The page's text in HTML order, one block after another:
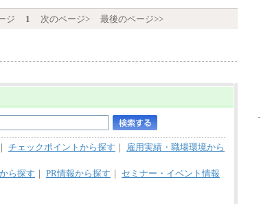
※試用期間中の給与に変更はありません。
※経験・能力を考慮し、当社規定により決定
ジ 1 次のページ> 最後のページ>>
｜ チェックポイントから探す ｜ 雇用実績・職場環境から
ら探す ｜ PR情報から探す ｜ セミナー・イベント情報